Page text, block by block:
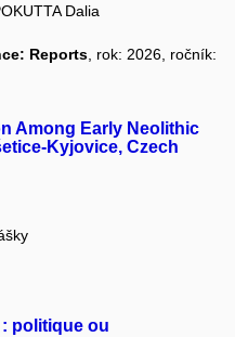
Dalia
Reports , rok: 2026, ročník:
Among Early Neolithic
Kyjovice, Czech
: politique ou